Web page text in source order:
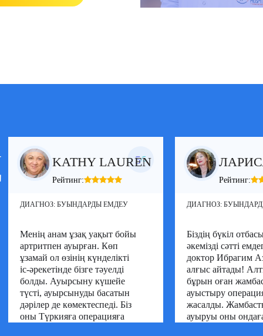
клиникалық анатомия
мүшелік:
жамбас буыны қоғамы
тізе буындарын ауыстыру
(KADAD);
қоғамы және
қауымдастығы (TOTBID);
және травматология
(TOTEK);
қауымдастығы
KATHY LAUREN
5/5
Рейтинг:
ДИАГНОЗ:БУЫНДАРДЫ ЕМДЕУ
Менің анам ұзақ уақыт бойы
артритпен ауырған. Көп
ұзамай ол өзінің күнделікті
іс-әрекетінде бізге тәуелді
болды. Ауырсыну күшейе
түсті, ауырсынуды басатын
дәрілер де көмектеспеді. Біз
оны Түркияға операцияға
Рейтинг:
ДИАГНОЗ:
Біздің бүкіл
әкемізді сәтті
доктор Ибрагим
алғыс айтады!
бұрын оған
ауыстыру
жасалды.
ауыруы оны